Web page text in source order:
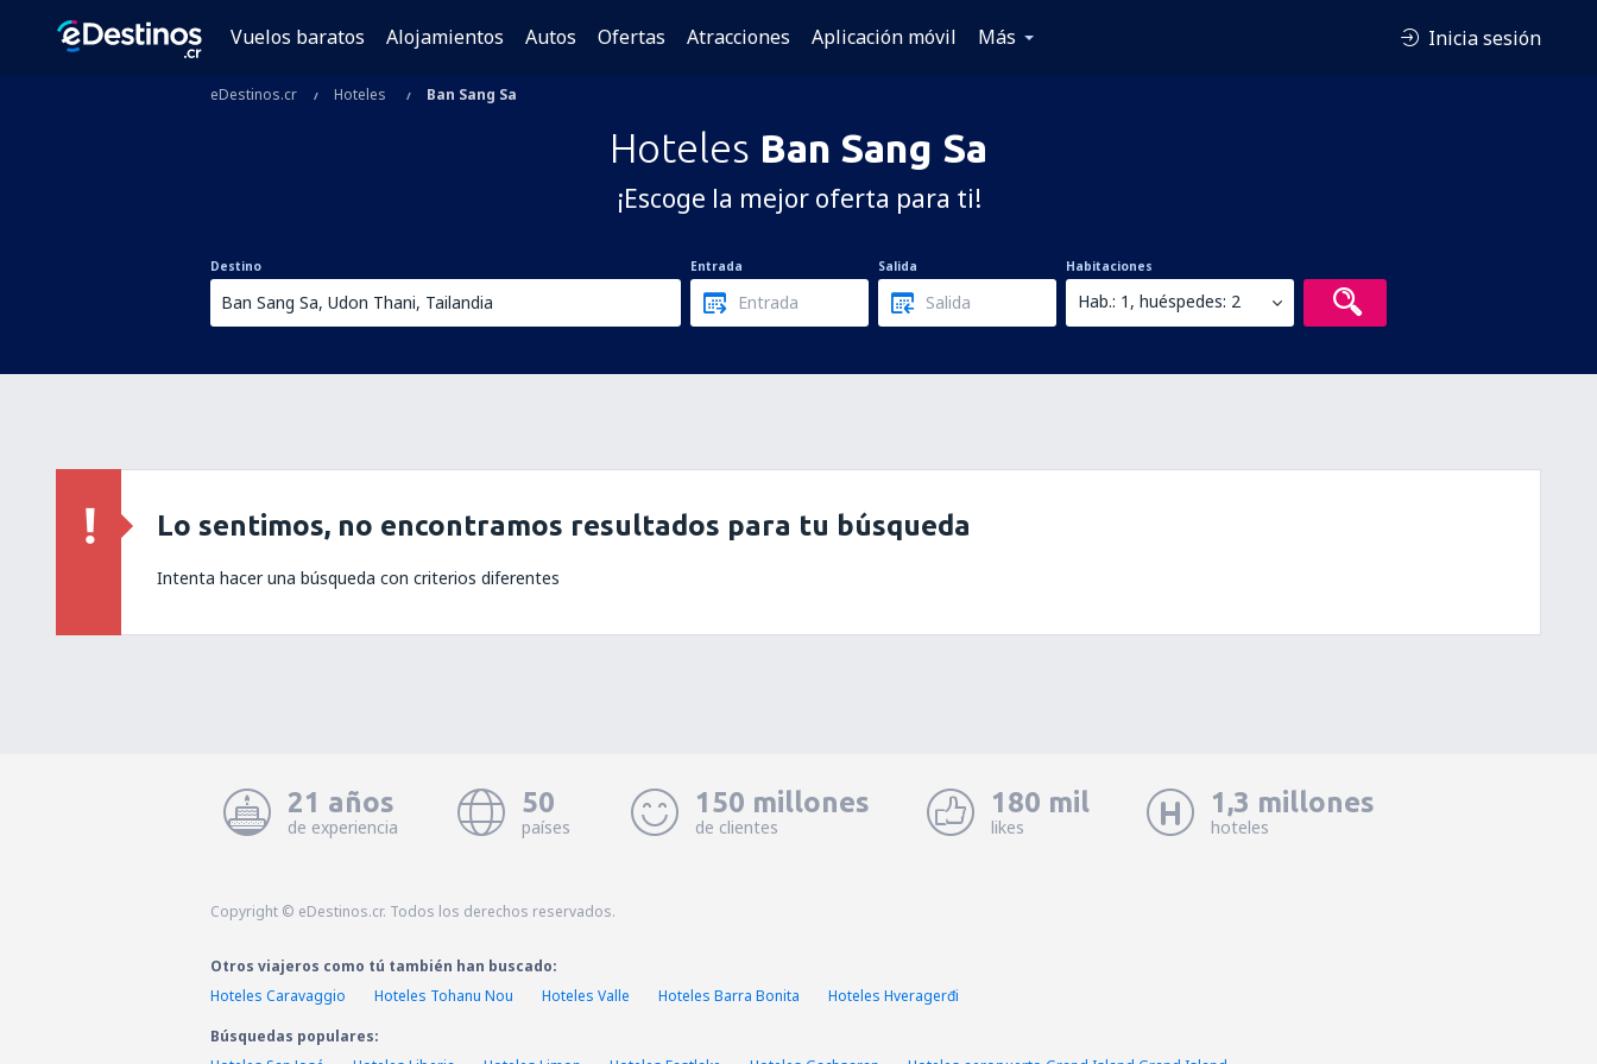
Vuelos baratos Alojamientos Autos Ofertas Atracciones Aplicación móvil Más Inicia sesión
eDestinos.cr Hoteles Ban Sang Sa
Hoteles Ban Sang Sa
¡Escoge la mejor oferta para ti!
Destino Entrada Salida Habitaciones
Hab.: 1, huéspedes: 2
Lo sentimos, no encontramos resultados para tu búsqueda
Intenta hacer una búsqueda con criterios diferentes
21 años
de experiencia
50
países
150 millones
de clientes
180 mil
likes
1,3 millones
hoteles
Copyright © eDestinos.cr. Todos los derechos reservados.
Otros viajeros como tú también han buscado:
Hoteles Caravaggio
Hoteles Tohanu Nou Hoteles Valle Hoteles Barra Bonita
Hoteles Hveragerđi
Búsquedas populares: